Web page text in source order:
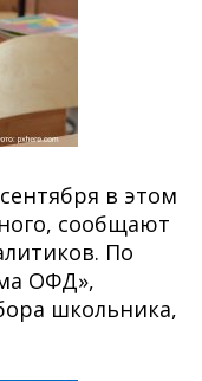
в этом
сообщают
По
ОФД»,
школьника,